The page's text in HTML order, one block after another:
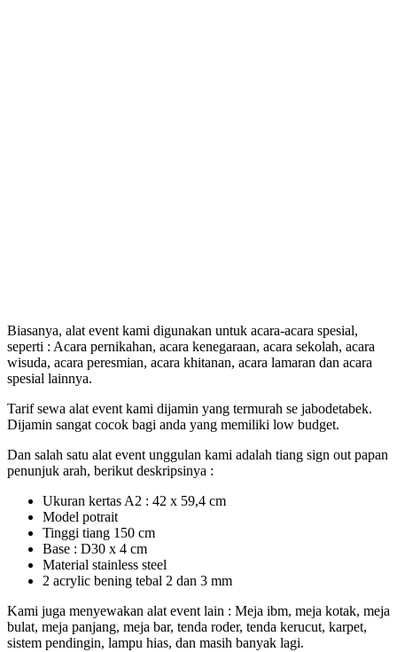
Biasanya, alat event kami digunakan untuk acara-acara spesial,
seperti : Acara pernikahan, acara kenegaraan, acara sekolah, acara
wisuda, acara peresmian, acara khitanan, acara lamaran dan acara
spesial lainnya.
Tarif sewa alat event kami dijamin yang termurah se jabodetabek.
Dijamin sangat cocok bagi anda yang memiliki low budget.
Dan salah satu alat event unggulan kami adalah tiang sign out papan
penunjuk arah, berikut deskripsinya :
Ukuran kertas A2 : 42 x 59,4 cm
Model potrait
Tinggi tiang 150 cm
Base : D30 x 4 cm
Material stainless steel
2 acrylic bening tebal 2 dan 3 mm
Kami juga menyewakan alat event lain : Meja ibm, meja kotak, meja
bulat, meja panjang, meja bar, tenda roder, tenda kerucut, karpet,
sistem pendingin, lampu hias, dan masih banyak lagi.